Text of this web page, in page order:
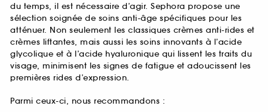
du temps, il est nécessaire d’agir. Sephora propose une
sélection soignée de soins anti-âge spécifiques pour les
atténuer. Non seulement les classiques crèmes anti-rides et
crèmes liftantes, mais aussi les soins innovants à l’acide
glycolique et à l’acide hyaluronique qui lissent les traits du
visage, minimisent les signes de fatigue et adoucissent les
premières rides d’expression.
Parmi ceux-ci, nous recommandons :